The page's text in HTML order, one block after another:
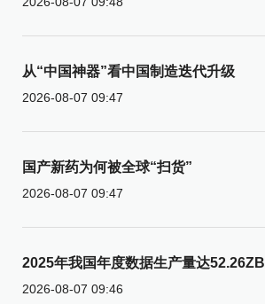
从“中国神器”看中国制造迭代升级
2026-08-07 09:47
国产新药为何被全球“扫货”
2026-08-07 09:47
2025年我国年度数据生产量达52.26ZB
2026-08-07 09:46